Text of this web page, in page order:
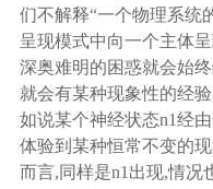
们不解释“一个物理系统
呈现模式中向一个主体
深奥难明的困惑就会始
就会有某种现象性的经
如说某个神经状态n1经
体验到某种恒常不变的
而言,同样是n1出现,情况